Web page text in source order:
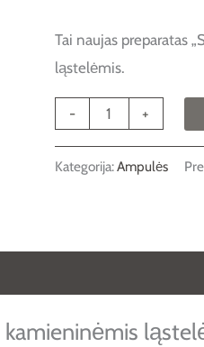
Tai naujas preparatas
ląstelėmis.
- +
Kategorija:Ampulės
kamieninėmis